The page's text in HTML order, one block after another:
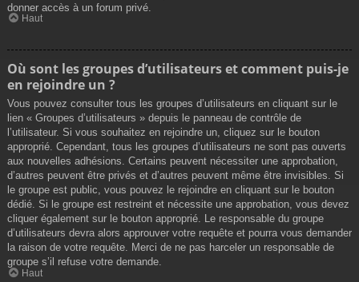
donner accès à un forum privé.
Haut
Où sont les groupes d’utilisateurs et comment puis-je
en rejoindre un ?
Vous pouvez consulter tous les groupes d’utilisateurs en cliquant sur le
lien « Groupes d’utilisateurs » depuis le panneau de contrôle de
l’utilisateur. Si vous souhaitez en rejoindre un, cliquez sur le bouton
approprié. Cependant, tous les groupes d’utilisateurs ne sont pas ouverts
aux nouvelles adhésions. Certains peuvent nécessiter une approbation,
d’autres peuvent être privés et d’autres peuvent même être invisibles. Si
le groupe est public, vous pouvez le rejoindre en cliquant sur le bouton
dédié. Si le groupe est restreint et nécessite une approbation, vous devez
cliquer également sur le bouton approprié. Le responsable du groupe
d’utilisateurs devra alors approuver votre requête et pourra vous demander
la raison de votre requête. Merci de ne pas harceler un responsable de
groupe s’il refuse votre demande.
Haut